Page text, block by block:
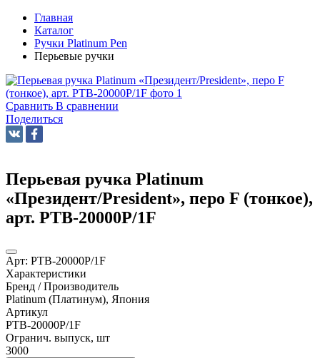
Главная
Каталог
Ручки Platinum Pen
Перьевые ручки
Сравнить В сравнении
Поделиться
Перьевая ручка Platinum
«Президент/President», перо F (тонкое),
арт. PTB-20000P/1F
Арт: PTB-20000P/1F
Характеристики
Бренд / Производитель
Platinum (Платинум), Япония
Артикул
PTB-20000P/1F
Огранич. выпуск, шт
3000